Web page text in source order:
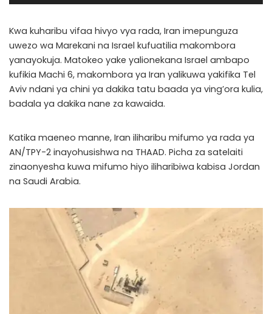
Kwa kuharibu vifaa hivyo vya rada, Iran imepunguza
uwezo wa Marekani na Israel kufuatilia makombora
yanayokuja. Matokeo yake yalionekana Israel ambapo
kufikia Machi 6, makombora ya Iran yalikuwa yakifika Tel
Aviv ndani ya chini ya dakika tatu baada ya ving’ora kulia,
badala ya dakika nane za kawaida.
Katika maeneo manne, Iran iliharibu mifumo ya rada ya
AN/TPY-2 inayohusishwa na THAAD. Picha za satelaiti
zinaonyesha kuwa mifumo hiyo iliharibiwa kabisa Jordan
na Saudi Arabia.